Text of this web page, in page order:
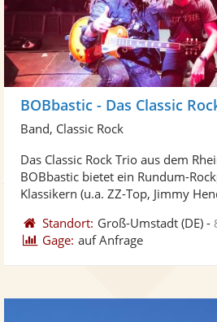
BOBbastic - Das Classic
Band, Classic Rock
Das Classic Rock Trio aus dem
BOBbastic bietet ein Rundum-
Klassikern (u.a. ZZ-Top, Jimmy
Standort: Groß-Umstadt (DE) -
Gage: auf Anfrage